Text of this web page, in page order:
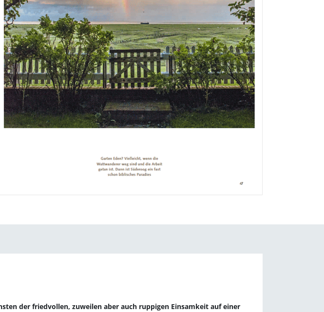
der friedvollen, zuweilen aber auch ruppigen Einsamkeit auf einer